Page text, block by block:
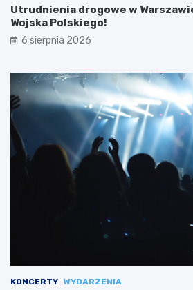
Utrudnienia drogowe w
Wojska Polskiego!
6 sierpnia 2026
KONCERTY WYDARZENIA